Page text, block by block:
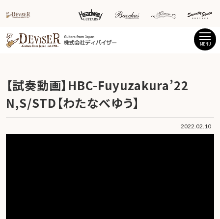
MENU
2022.02.10
【試奏動画】HBC-Fuyuzakura’22
N,S/STD【わたなべゆう】